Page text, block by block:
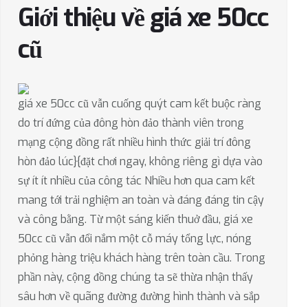
Giới thiệu về giá xe 50cc
cũ
giá xe 50cc cũ vẫn cuống quýt cam kết buộc ràng
do trí đứng của đông hòn đảo thành viên trong
mạng cộng đồng rất nhiều hình thức giải trí đông
hòn đảo lúc}{đặt chơi ngay, không riêng gì dựa vào
sự ít ít nhiều của công tác Nhiều hơn qua cam kết
mang tới trải nghiệm an toàn và đáng đáng tin cậy
và công bằng. Từ một sáng kiến thuở đầu, giá xe
50cc cũ vẫn đổi nắm một cỗ máy tổng lực, nóng
phỏng hàng triệu khách hàng trên toàn cầu. Trong
phần này, cộng đồng chúng ta sẽ thừa nhận thấy
sâu hơn về quãng đường đường hình thành và sắp